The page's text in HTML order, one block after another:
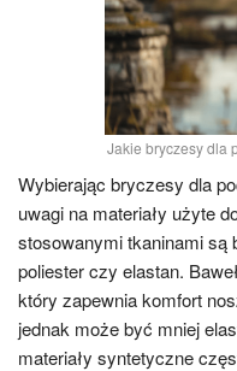
Jakie bryczesy dla
Wybierając bryczesy dla
uwagi na materiały użyte
stosowanymi tkaninami są
poliester czy elastan.
który zapewnia komfort
jednak może być mniej
materiały syntetyczne